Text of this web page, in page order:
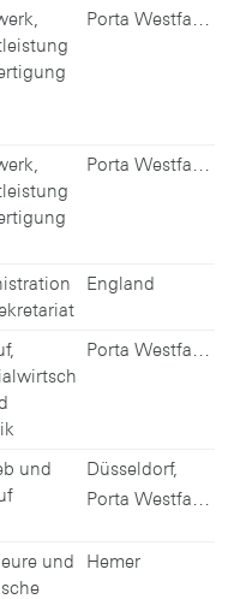
England
und
Düsseldorf,
und
Hemer